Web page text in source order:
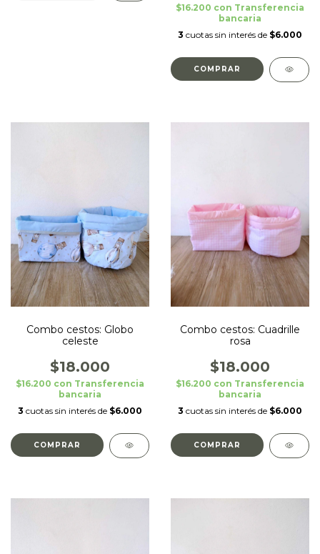
$16.200 con Transferencia
bancaria
3 cuotas sin interés de $6.000
Combo cestos: Globo
celeste
$18.000
$16.200 con Transferencia
bancaria
3 cuotas sin interés de $6.000
Combo cestos: Cuadrille
rosa
$18.000
$16.200 con Transferencia
bancaria
3 cuotas sin interés de $6.000